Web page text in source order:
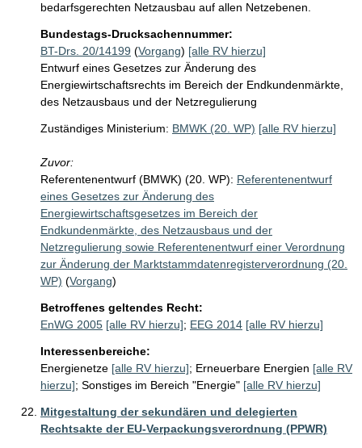
bedarfsgerechten Netzausbau auf allen Netzebenen.
Bundestags-Drucksachennummer:
BT-Drs. 20/14199 (Vorgang) [alle RV hierzu]
Entwurf eines Gesetzes zur Änderung des
Energiewirtschaftsrechts im Bereich der Endkundenmärkte,
des Netzausbaus und der Netzregulierung
Zuständiges Ministerium: BMWK (20. WP) [alle RV hierzu]
Zuvor:
Referentenentwurf (BMWK) (20. WP): Referentenentwurf
eines Gesetzes zur Änderung des
Energiewirtschaftsgesetzes im Bereich der
Endkundenmärkte, des Netzausbaus und der
Netzregulierung sowie Referentenentwurf einer Verordnung
zur Änderung der Marktstammdatenregisterverordnung (20.
WP) (Vorgang)
Betroffenes geltendes Recht:
EnWG 2005 [alle RV hierzu]; EEG 2014 [alle RV hierzu]
Interessenbereiche:
Energienetze [alle RV hierzu]; Erneuerbare Energien [alle RV
hierzu]; Sonstiges im Bereich "Energie" [alle RV hierzu]
Mitgestaltung der sekundären und delegierten
Rechtsakte der EU-Verpackungsverordnung (PPWR)